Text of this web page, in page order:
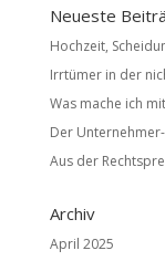
Neueste
Hochzeit,
Irrtümer in der
Was mache ich
Der
Aus der
Archiv
April 2025